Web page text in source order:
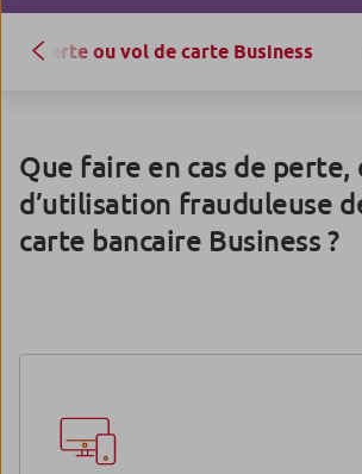
Perte ou vol de carte Business
Que faire en cas de perte,
d’utilisation frauduleuse
carte bancaire Business ?